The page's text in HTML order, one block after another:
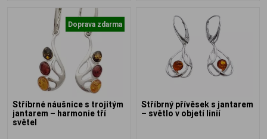
Doprava zdarma
Stříbrné náušnice s trojitým
jantarem – harmonie tří
světel
Stříbrný přívěsek s jantarem
– světlo v objetí linií